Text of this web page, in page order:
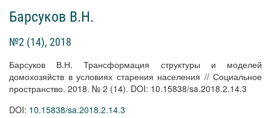
Барсуков В.Н.
№2 (14), 2018
Барсуков В.Н. Трансформация структуры и моделей
домохозяйств в условиях старения населения // Социальное
пространство. 2018. № 2 (14). DOI: 10.15838/sa.2018.2.14.3
DOI: 10.15838/sa.2018.2.14.3